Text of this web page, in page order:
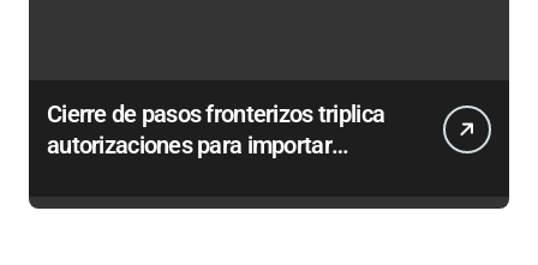
Cierre de pasos fronterizos triplica
autorizaciones para importar